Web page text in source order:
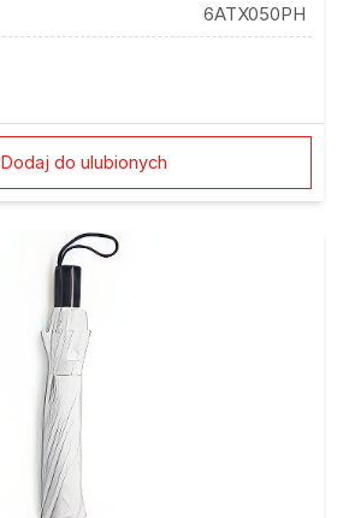
6ATX050PH
Dodaj do ulubionych